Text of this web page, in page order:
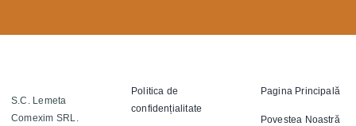
S.C. Lemeta
Comexim SRL.
Politica de
confidențialitate
Pagina Principală
Povestea Noastră